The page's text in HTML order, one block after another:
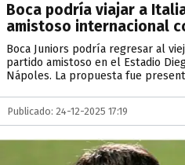
Boca podría viajar a
amistoso internacional
Boca Juniors podría regresar al
partido amistoso en el Estadio
Nápoles. La propuesta fue
Publicado: 24-12-2025 17:19